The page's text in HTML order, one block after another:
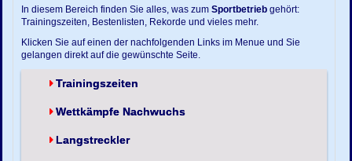
In diesem Bereich finden Sie alles, was zumSportbetrieb gehört:
Trainingszeiten, Bestenlisten, Rekorde und vieles mehr.
Klicken Sie auf einen der nachfolgenden Links im Menue und Sie
gelangen direkt auf die gewünschte Seite.
Trainingszeiten
Wettkämpfe Nachwuchs
Langstreckler